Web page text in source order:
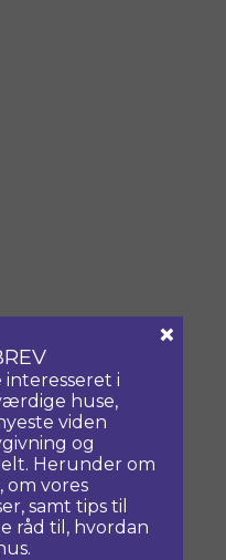
i
huse,
viden
og
Herunder om
om vores
samt tips til
råd til, hvordan
×